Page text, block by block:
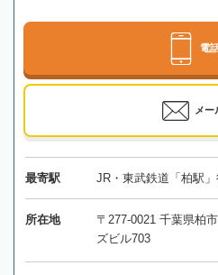
電
メー
最寄駅 JR・東武鉄道「柏駅
所在地
〒277-0021 千葉県柏
ズビル703